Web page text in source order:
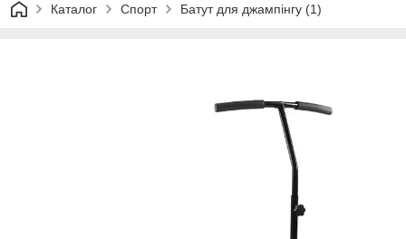
Каталог Спорт Батут для джампінгу (1)